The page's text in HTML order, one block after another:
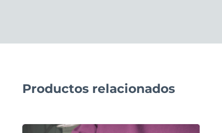
Productos relacionados